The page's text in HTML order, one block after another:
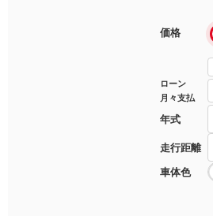
価格
ローン
月々支払
年式
走行距離
車体色